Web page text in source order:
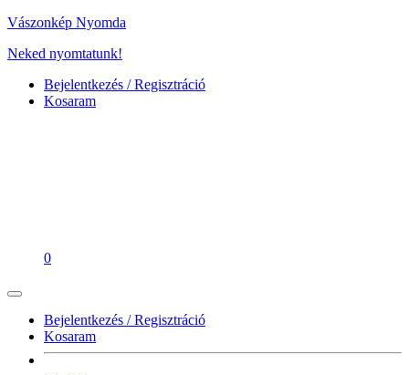
Vászonkép Nyomda
Neked nyomtatunk!
Bejelentkezés / Regisztráció
Kosaram
0
Bejelentkezés / Regisztráció
Kosaram